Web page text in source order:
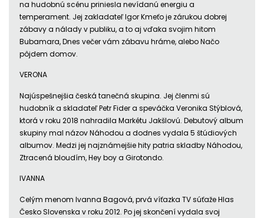
na hudobnú scénu priniesla nevídanú energiu a
temperament. Jej zakladateľ Igor Kmeťo je zárukou dobrej
zábavy a nálady v publiku, a to aj vďaka svojim hitom
Bubamara, Dnes večer vám zábavu hráme, alebo Načo
pôjdem domov.
VERONA
Najúspešnejšia česká tanečná skupina. Jej členmi sú
hudobník a skladateľ Petr Fider a speváčka Veronika Stýblová,
ktorá v roku 2018 nahradila Markétu Jakšlovú. Debutový album
skupiny mal názov Náhodou a dodnes vydala 5 štúdiových
albumov. Medzi jej najznámejšie hity patria skladby Náhodou,
Ztracená bloudím, Hey boy a Girotondo.
IVANNA
Celým menom Ivanna Bagová, prvá víťazka TV súťaže Hlas
Česko Slovenska v roku 2012. Po jej skončení vydala svoj